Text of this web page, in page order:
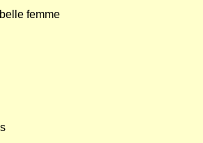
femme